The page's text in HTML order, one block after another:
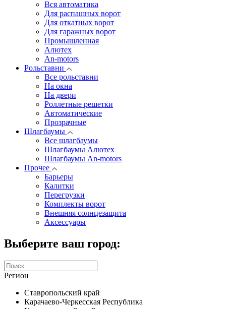
Вся автоматика
Для распашных ворот
Для откатных ворот
Для гаражных ворот
Промышленная
Алютех
An-motors
Рольставни
Все рольставни
На окна
На двери
Роллетные решетки
Автоматические
Прозрачные
Шлагбаумы
Все шлагбаумы
Шлагбаумы Алютех
Шлагбаумы An-motors
Прочее
Барьеры
Калитки
Перегрузки
Комплекты ворот
Внешняя солнцезащита
Аксессуары
Выберите ваш город:
Регион
Ставропольский край
Карачаево-Черкесская Республика